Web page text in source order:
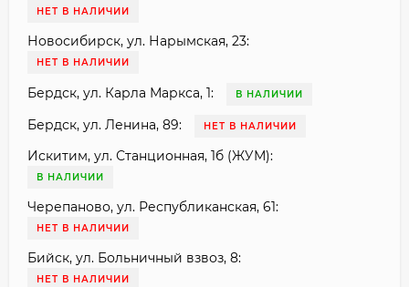
НЕТ В НАЛИЧИИ
Новосибирск, ул. Нарымская, 23:
НЕТ В НАЛИЧИИ
Бердск, ул. Карла Маркса, 1: В НАЛИЧИИ
Бердск, ул. Ленина, 89: НЕТ В НАЛИЧИИ
Искитим, ул. Станционная, 1б (ЖУМ):
В НАЛИЧИИ
Черепаново, ул. Республиканская, 61:
НЕТ В НАЛИЧИИ
Бийск, ул. Больничный взвоз, 8:
НЕТ В НАЛИЧИИ